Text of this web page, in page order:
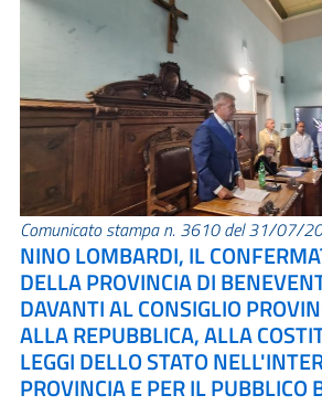
Comunicato stampa n. 3610 del 31/07/
NINO LOMBARDI, IL
DELLA PROVINCIA DI
DAVANTI AL CONSIGLIO
ALLA REPUBBLICA, ALLA
LEGGI DELLO STATO
PROVINCIA E PER IL PUBBLICO